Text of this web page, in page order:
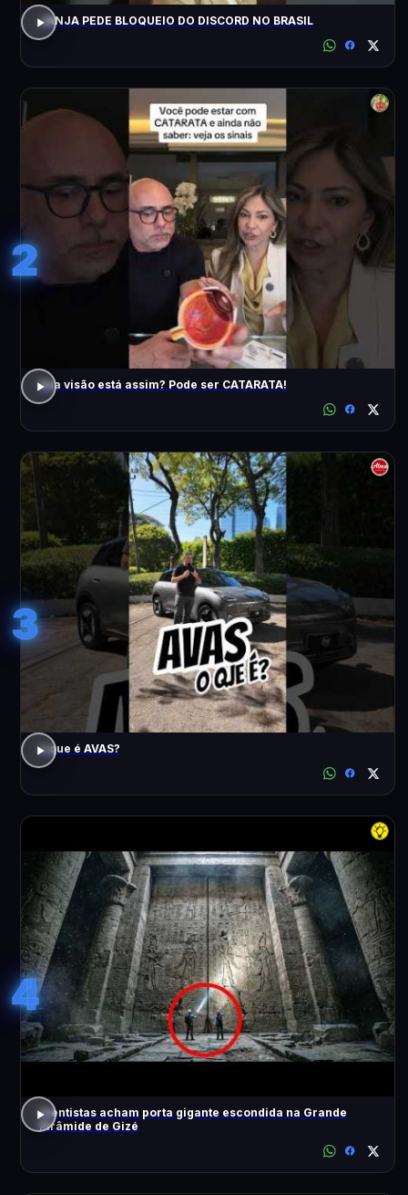
JANJA PEDE BLOQUEIO DO DISCORD NO BRASIL
2
Sua visão está assim? Pode ser CATARATA!
3
o que é AVAS?
4
Cientistas acham porta gigante escondida na Grande
Pirâmide de Gizé